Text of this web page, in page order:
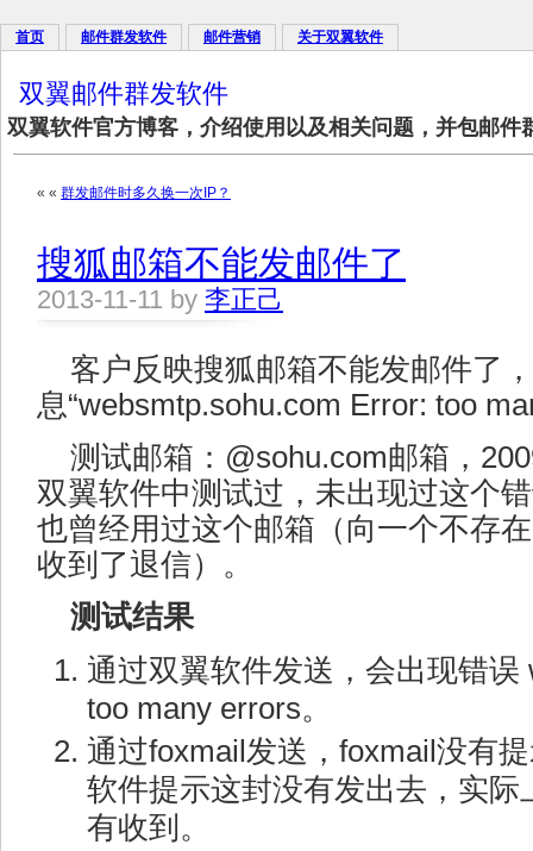
首页 邮件群发软件 邮件营销 关于双翼软件
双翼邮件群发软件
双翼软件官方博客，介绍使用以及相关问题，并包邮
« « 群发邮件时多久换一次IP？
搜狐邮箱不能发邮件了
2013-11-11 by 李正己
客户反映搜狐邮箱不能发邮件了
息“websmtp.sohu.com Error: too
测试邮箱：@sohu.com邮箱，
双翼软件中测试过，未出现过这个
也曾经用过这个邮箱（向一个不存
收到了退信）。
测试结果
通过双翼软件发送，会出现错
too many errors。
通过foxmail发送，foxmail没有
软件提示这封没有发出去，实
有收到。